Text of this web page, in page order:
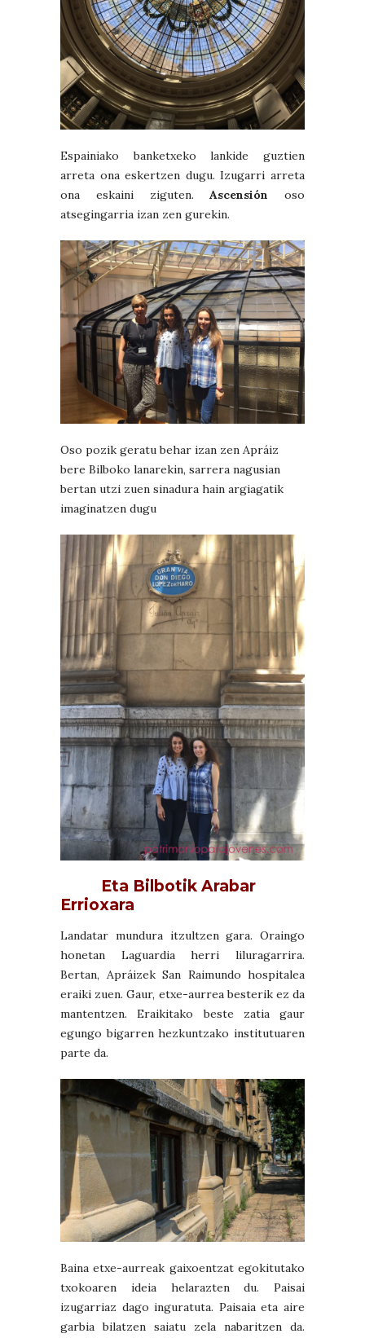
Espainiako banketxeko lankide guztien
arreta ona eskertzen dugu. Izugarri arreta
ona eskaini ziguten.Ascensión oso
atsegingarria izan zen gurekin.
Oso pozik geratu behar izan zen Apráiz
bere Bilboko lanarekin, sarrera nagusian
bertan utzi zuen sinadura hain argiagatik
imaginatzen dugu
Eta Bilbotik Arabar
Errioxara
Landatar mundura itzultzen gara. Oraingo
honetan Laguardia herri liluragarrira.
Bertan, Apráizek San Raimundo hospitalea
eraiki zuen. Gaur, etxe-aurrea besterik ez da
mantentzen. Eraikitako beste zatia gaur
egungo bigarren hezkuntzako institutuaren
parte da.
Baina etxe-aurreak gaixoentzat egokitutako
txokoaren ideia helarazten du. Paisai
izugarriaz dago inguratuta. Paisaia eta aire
garbia bilatzen saiatu zela nabaritzen da.